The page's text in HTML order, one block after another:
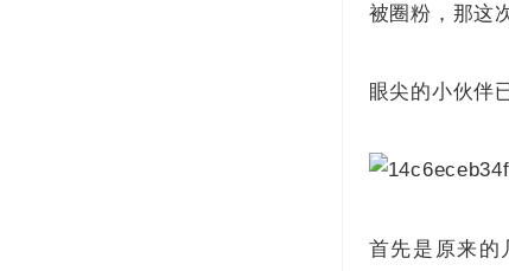
被圈粉，那这
眼尖的小伙伴
首先是原来的